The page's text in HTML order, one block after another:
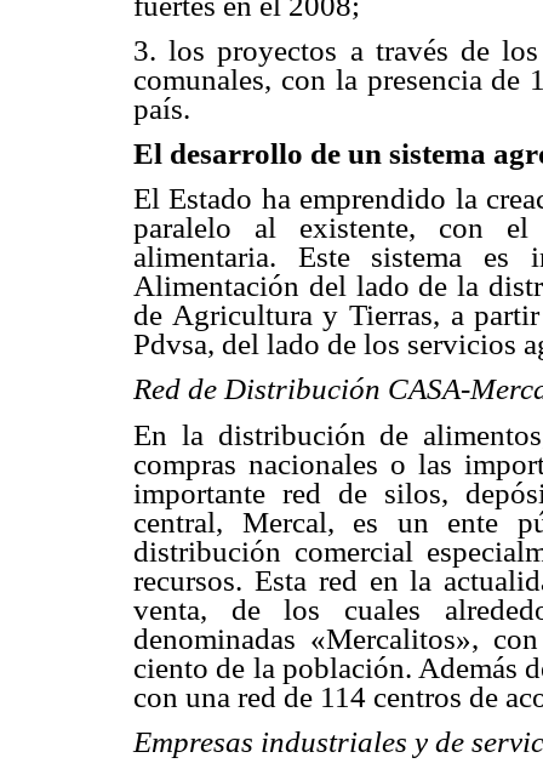
3. los proyectos a través de
comunales, con la presencia
país.
El desarrollo de un sistema
El Estado ha emprendido la
paralelo al existente, con el
alimentaria. Este sistema
Alimentación del lado de la
de Agricultura y Tierras, a
Pdvsa, del lado de los servicios
Red de Distribución CASA-
En la distribución de
compras nacionales o las
importante red de silos,
central, Mercal, es un ente
distribución comercial
recursos. Esta red en la
venta, de los cuales
denominadas «Mercalitos»,
ciento de la población. Además
con una red de 114 centros de
Empresas industriales y de